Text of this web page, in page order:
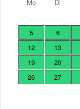
Mo
Di
5
6
12
13
19
20
26
27